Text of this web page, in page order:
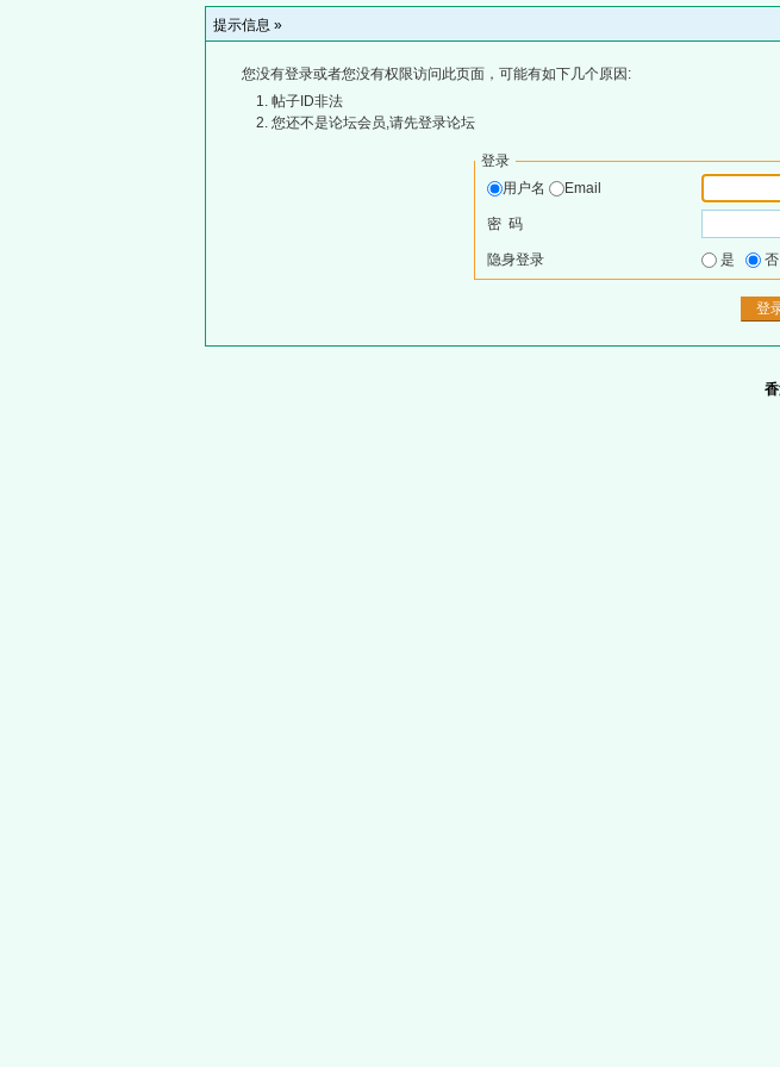
提示信息 »
您没有登录或者您没有权限访问此页面，可能有如下几个原因:
帖子ID非法
您还不是论坛会员,请先登录论坛
登录
用户名
Email
密 码
隐身登录 是 否